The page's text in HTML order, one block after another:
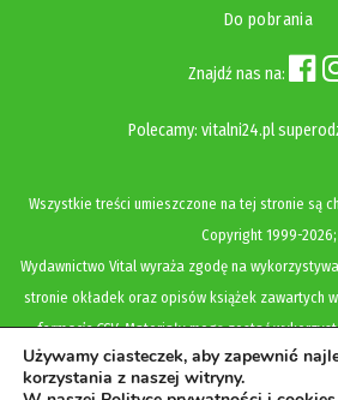
Do pobrania
Znajdź nas na:
Polecamy: vitalni24.pl
Wszystkie treści umieszczone na tej stronie są
Copyright1999-2026;
Wydawnictwo Vital wyraża zgodę na
stronie okładek oraz opisów książek zawartych
formacie CSV. Materiały mogą zostać
katalogach internetowych, bibliotecznych (OPAC)
legalną dystrybucję książek. Usunięcie
Używamy ciasteczek, aby zapewnić
korzystania z naszej witryny.